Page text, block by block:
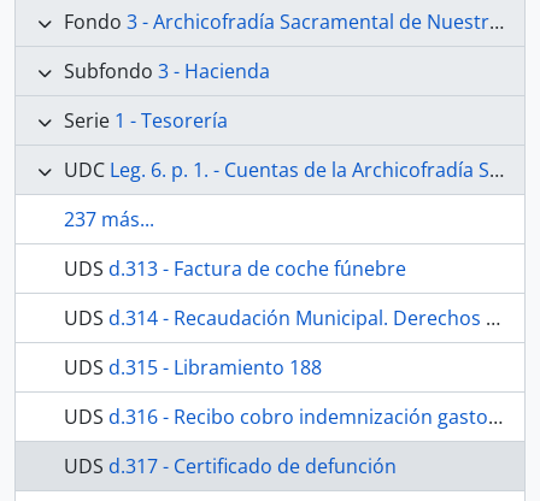
Fondo 3 - Archicofradía Sacramental de Nuestra Señora de los Dolores
Subfondo 3 - Hacienda
Serie 1 - Tesorería
UDC Leg. 6. p. 1. - Cuentas de la Archicofradía Sacramental de Nuestra Señora de los Dolores de la Parroquia de San Juan de Málaga. Desde 20 de enero de 1891 al 31 de diciembre de 1897. Contiene además las relaciones de hermanos de 1890 y 1892.
237 más...
UDS d.313 - Factura de coche fúnebre
UDS d.314 - Recaudación Municipal. Derechos de inhumación.
UDS d.315 - Libramiento 188
UDS d.316 - Recibo cobro indemnización gastos entierro
UDS d.317 - Certificado de defunción